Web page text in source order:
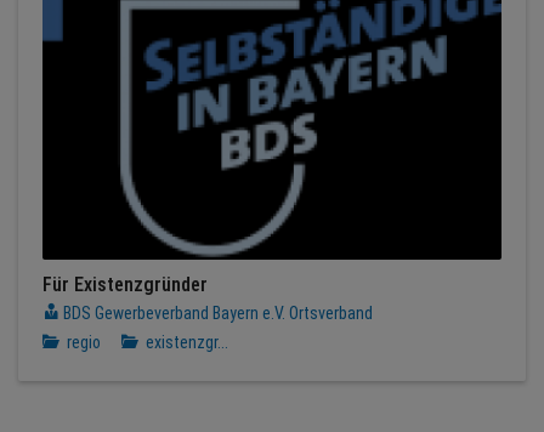
Für Existenzgründer
BDS Gewerbeverband Bayern e.V. Ortsverband
regio
existenzgr...